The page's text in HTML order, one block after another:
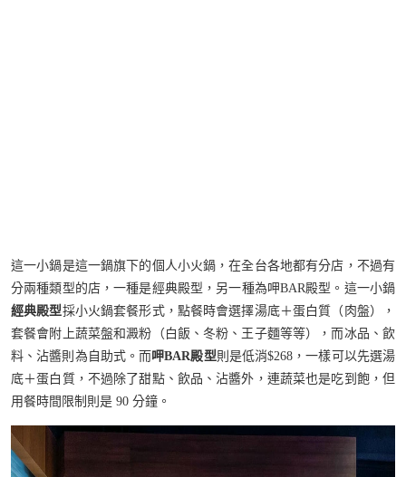
這一小鍋是這一鍋旗下的個人小火鍋，在全台各地都有分店，不過有
分兩種類型的店，一種是經典殿型，另一種為呷BAR殿型。這一小鍋
經典殿型採小火鍋套餐形式，點餐時會選擇湯底＋蛋白質（肉盤），
套餐會附上蔬菜盤和澱粉（白飯、冬粉、王子麵等等），而冰品、飲
料、沾醬則為自助式。而呷BAR殿型則是低消$268，一樣可以先選湯
底＋蛋白質，不過除了甜點、飲品、沾醬外，連蔬菜也是吃到飽，但
用餐時間限制則是 90 分鐘。